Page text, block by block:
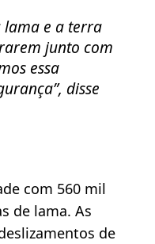
lama e a terra
junto com
essa
disse
com 560 mil
de lama. As
de